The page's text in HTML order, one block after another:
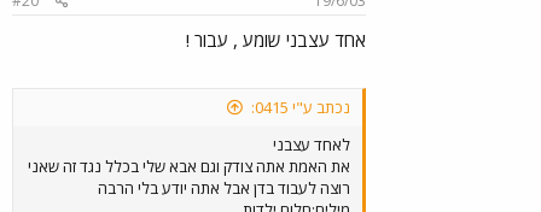
אחד עצבני שומע , עבור !
נכתב ע"י 0415:
לאחד עצבני
את האמת אתה צודק וגם אבא שלי בכלל נגד זה שאני
רוצה לעבוד בדן אבל אתה יודע בלי הרבה